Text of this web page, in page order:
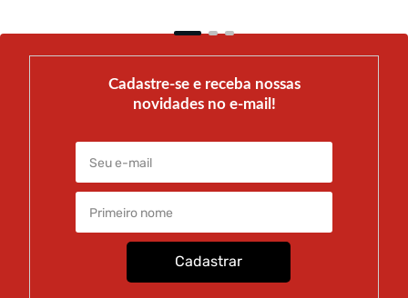
Cadastre-se e receba nossas
novidades no e-mail!
Cadastrar